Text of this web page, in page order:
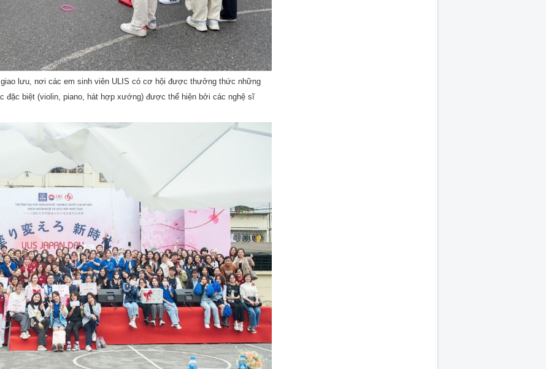
lưu, nơi các em sinh viên ULIS có cơ hội được thưởng thức những
đặc biệt (violin, piano, hát hợp xướng) được thể hiện bởi các nghệ sĩ